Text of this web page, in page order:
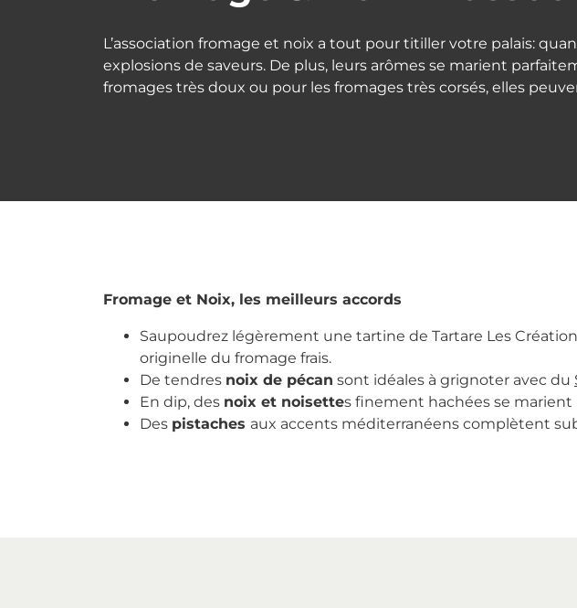
L’association fromage et noix a tout pour titiller votre palais:
explosions de saveurs. De plus, leurs arômes se marient
fromages très doux ou pour les fromages très corsés, elles
Fromage et Noix, les meilleurs accords
Saupoudrez légèrement une tartine de Tartare Les
originelle du fromage frais.
De tendres noix de pécan sont idéales à grignoter avec du
En dip, des noix et noisettes finement hachées se marient
Des pistaches aux accents méditerranéens complètent